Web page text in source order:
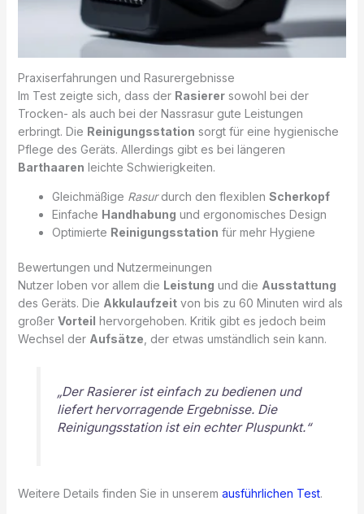
Praxiserfahrungen und Rasurergebnisse
Im Test zeigte sich, dass der Rasierersowohl bei der
Trocken- als auch bei der Nassrasur gute Leistungen
erbringt. Die Reinigungsstation sorgt für eine hygienische
Pflege des Geräts. Allerdings gibt es bei längeren
Barthaaren leichte Schwierigkeiten.
Gleichmäßige Rasurdurch den flexiblen Scherkopf
Einfache Handhabung und ergonomisches Design
Optimierte Reinigungsstation für mehr Hygiene
Bewertungen und Nutzermeinungen
Nutzer loben vor allem die Leistung und die Ausstattung
des Geräts. Die Akkulaufzeitvon bis zu 60 Minuten wird als
großer Vorteil hervorgehoben. Kritik gibt es jedoch beim
Wechsel der Aufsätze , der etwas umständlich sein kann.
„Der Rasierer ist einfach zu bedienen und
liefert hervorragende Ergebnisse. Die
Reinigungsstation ist ein echter Pluspunkt.“
Weitere Details finden Sie in unserem ausführlichen Test.